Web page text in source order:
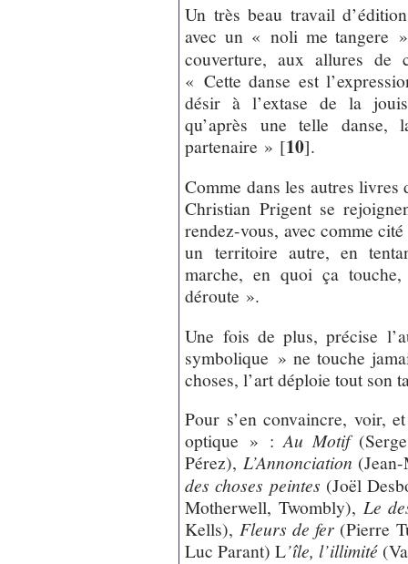
Un très beau travail
avec un « noli me tangere
couverture, aux allures
« Cette danse est
désir à l’extase de la
qu’après une telle
partenaire » [10].
Comme dans les autres livres
Christian Prigent se
rendez-vous, avec comme
un territoire autre, en
marche, en quoi ça
déroute ».
Une fois de plus, précise
symbolique » ne touche
choses, l’art déploie tout son
Pour s’en convaincre, voir,
optique » :Au Motif
Pérez), L’Annonciation
des choses peintes (Joël
Motherwell, Twombly), Le
Kells), Fleurs de fer (Pierre
Luc Parant) L’île, l’illimité